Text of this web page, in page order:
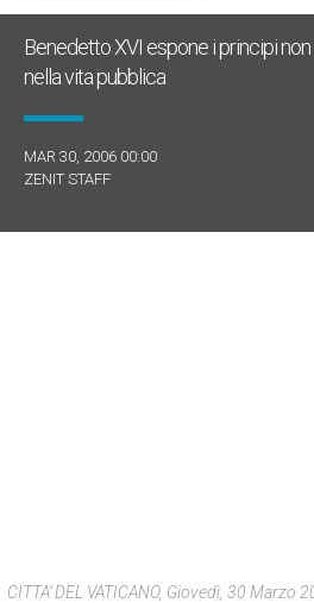
Benedetto XVI espone i principi
nella vita pubblica
MAR 30, 2006 00:00
ZENIT STAFF
CITTA’ DEL VATICANO, Giovedì, 30 Marzo